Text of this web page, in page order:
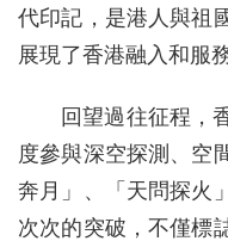
代印記，是港人與祖
展現了香港融入和服
回望過往征程，
度參與深空探測、空
奔月」、「天問探火
次次的突破，不僅標